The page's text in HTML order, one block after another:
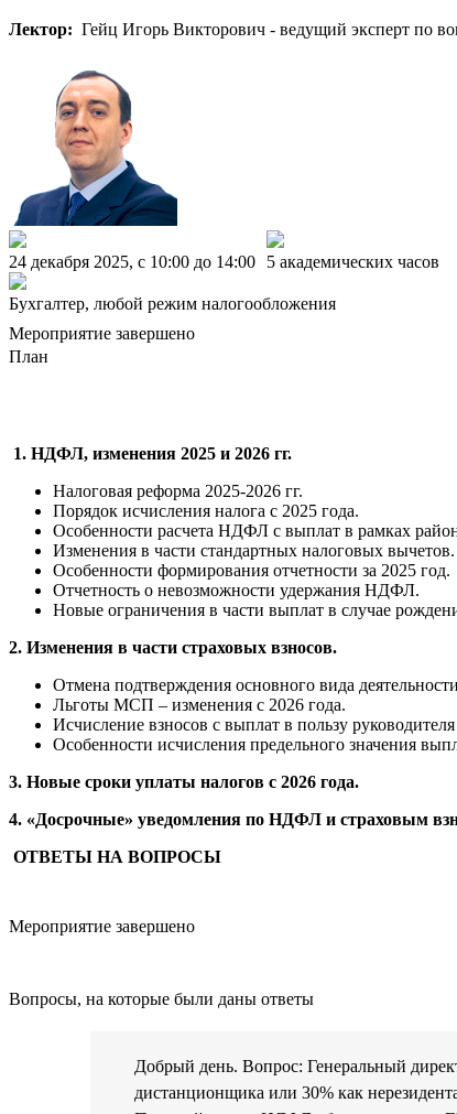
Лектор: Гейц Игорь Викторович - ведущий эксперт по
24 декабря 2025, c 10:00 до 14:00 5 академических часов
Бухгалтер, любой режим налогообложения
Мероприятие завершено
План
1. НДФЛ, изменения 2025 и 2026 гг.
Налоговая реформа 2025-2026 гг.
Порядок исчисления налога с 2025 года.
Особенности расчета НДФЛ с выплат в рамках
Изменения в части стандартных налоговых вычетов.
Особенности формирования отчетности за 2025 год.
Отчетность о невозможности удержания НДФЛ.
Новые ограничения в части выплат в случае
2. Изменения в части страховых взносов.
Отмена подтверждения основного вида
Льготы МСП – изменения с 2026 года.
Исчисление взносов с выплат в пользу
Особенности исчисления предельного значения
3. Новые сроки уплаты налогов с 2026 года.
4. «Досрочные» уведомления по НДФЛ и страховым
ОТВЕТЫ НА ВОПРОСЫ
Мероприятие завершено
Вопросы, на которые были даны ответы
Добрый день. Вопрос: Генеральный
дистанционщика или 30% как